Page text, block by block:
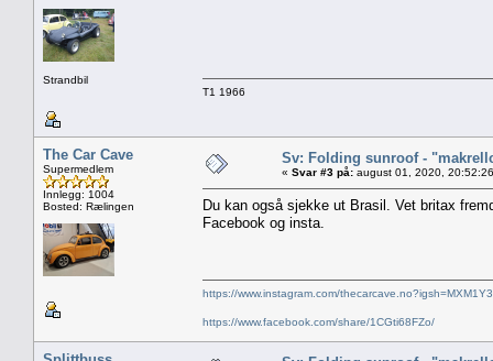
Strandbil
T1 1966
The Car Cave
Supermedlem
Innlegg: 1004
Bosted: Rælingen
Sv: Folding sunroof -
« Svar #3 på: august 01, 2020,
Du kan også sjekke ut Brasil. Vet britax
Facebook og insta.
https://www.instagram.com/
https://www.facebook.com/share/1CGti68FZo/